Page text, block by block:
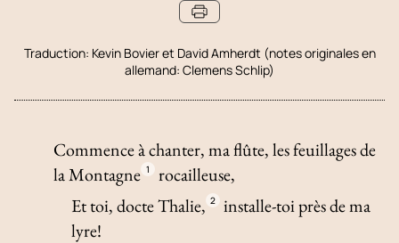
Traduction: Kevin Bovier et David Amherdt (notes originales en
allemand: Clemens Schlip)
Commence à chanter, ma flûte, les feuillages de
la Montagne 1
rocailleuse,
Et toi, docte Thalie, 2
installe-toi près de ma
lyre!